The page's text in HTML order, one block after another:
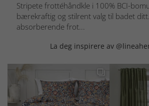
Stripete frottéhåndkle i 100% BCI-
bærekraftig og stilrent valg til badet
absorberende frot...
La deg inspirere av